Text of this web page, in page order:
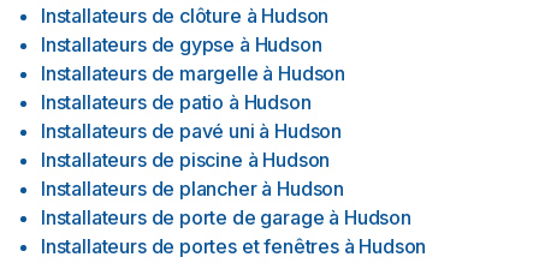
Installateurs de clôture à Hudson
Installateurs de gypse à Hudson
Installateurs de margelle à Hudson
Installateurs de patio à Hudson
Installateurs de pavé uni à Hudson
Installateurs de piscine à Hudson
Installateurs de plancher à Hudson
Installateurs de porte de garage à Hudson
Installateurs de portes et fenêtres à Hudson